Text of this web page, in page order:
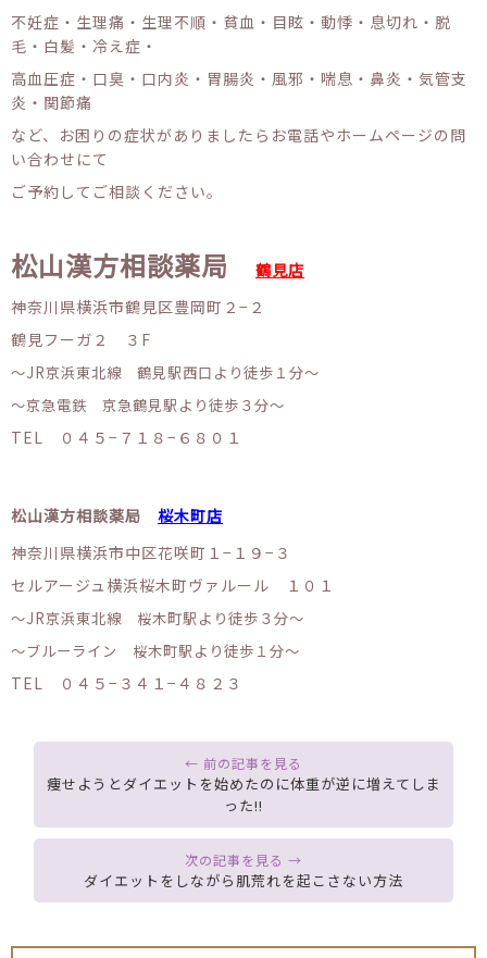
不妊症・生理痛・生理不順・貧血・目眩・動悸・息切れ・脱
毛・白髪・冷え症・
高血圧症・口臭・口内炎・胃腸炎・風邪・喘息・鼻炎・気管支
炎・関節痛
など、お困りの症状がありましたらお電話やホームページの問
い合わせにて
ご予約してご相談ください。
松山漢方相談薬局
鶴見店
神奈川県横浜市鶴見区豊岡町２−２
鶴見フーガ２ ３F
〜JR京浜東北線 鶴見駅西口より徒歩１分〜
〜京急電鉄 京急鶴見駅より徒歩３分〜
TEL ０４５−７１８−６８０１
松山漢方相談薬局 桜木町店
神奈川県横浜市中区花咲町１−１９−３
セルアージュ横浜桜木町ヴァルール １０１
〜JR京浜東北線 桜木町駅より徒歩３分〜
〜ブルーライン 桜木町駅より徒歩１分〜
TEL ０４５−３４１−４８２３
痩せようとダイエットを始めたのに体重が逆に増えてしま
った!!
ダイエットをしながら肌荒れを起こさない方法